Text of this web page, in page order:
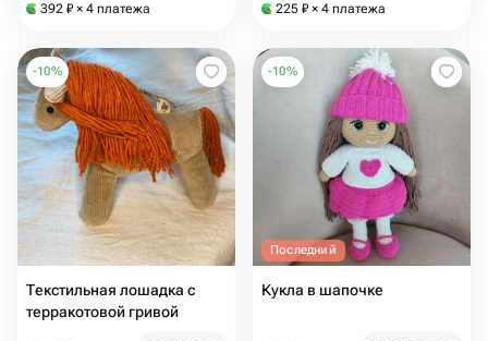
392 ₽ × 4 платежа 225 ₽ × 4 платежа
-10%
Текстильная лошадка с
терракотовой гривой
-10%
Последний
Кукла в шапочке